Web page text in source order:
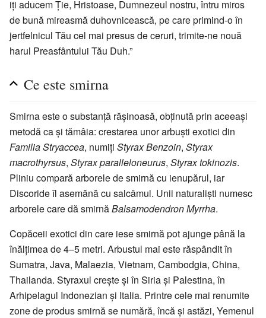
iți aducem Ție, Hristoase, Dumnezeul nostru, întru miros
de bună mireasmă duhovnicească, pe care primind-o în
jertfelnicul Tău cel mai presus de ceruri, trimite-ne nouă
harul Preasfântului Tău Duh.”
Ce este smirna
Smirna este o substanță rășinoasă, obținută prin aceeași
metodă ca și tămâia: crestarea unor arbuști exotici din
Familia Stryaccea, numiți Styrax Benzoin, Styrax
macrothyrsus, Styrax paralleloneurus, Styrax tokinozis.
Pliniu compară arborele de smirnă cu ienupărul, iar
Discoride îl asemănă cu salcâmul. Unii naturaliști numesc
arborele care dă smirnăBalsamodendron Myrrha.
Copăceii exotici din care iese smirnă pot ajunge până la
înălțimea de 4–5 metri. Arbustul mai este răspândit în
Sumatra, Java, Malaezia, Vietnam, Cambodgia, China,
Thailanda. Styraxul crește și în Siria și Palestina, în
Arhipelagul Indonezian și Italia. Printre cele mai renumite
zone de produs smirnă se numără, încă și astăzi, Yemenul